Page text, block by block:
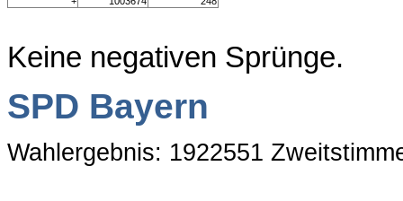
Keine negativen Sprünge.
SPD Bayern
Wahlergebnis: 1922551